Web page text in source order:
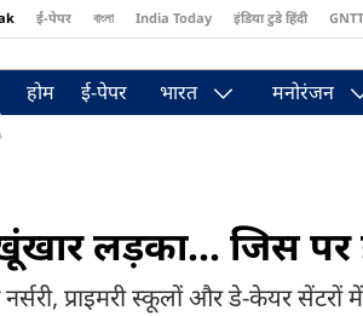
ई-पेपर বাংলা India Today इंडिया टुडे हिंदी
होम ई-पेपर भारत मनोरंजन
लड़का... जिस
प्राइमरी स्कूलों और डे-केयर